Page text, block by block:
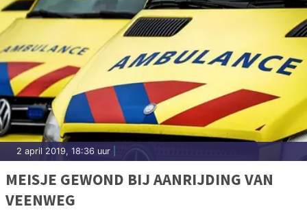
2 april 2019, 18:36 uur
MEISJE GEWOND BIJ AANRIJDING VAN
VEENWEG